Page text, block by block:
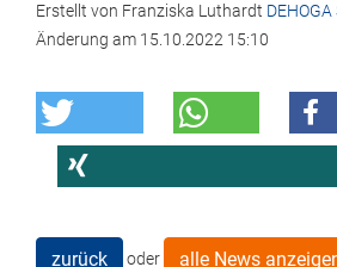
Erstellt von Franziska Luthardt
Änderung am 15.10.2022 15:10
zurück oder alle News